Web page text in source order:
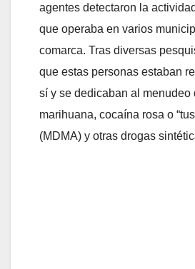
agentes detectaron la
que operaba en varios
comarca. Tras diversas
que estas personas estaban
sí y se dedicaban al menudeo
marihuana, cocaína rosa o
(MDMA) y otras drogas